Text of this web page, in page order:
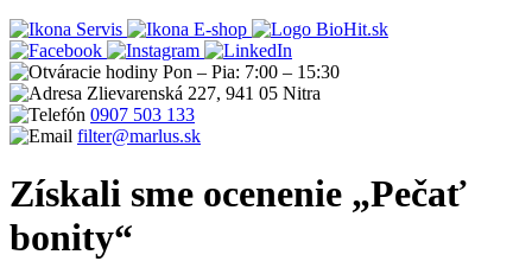
Servis
E-shop
Pon – Pia: 7:00 – 15:30
Zlievarenská 227, 941 05 Nitra
0907 503 133
filter@marlus.sk
Získali sme ocenenie „Pečať
bonity“